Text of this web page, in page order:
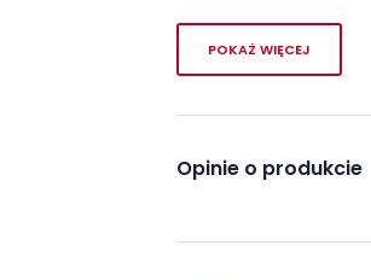
POKAŻ WIĘCEJ
Opinie o produkcie